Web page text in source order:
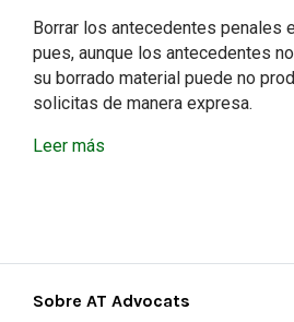
Borrar los antecedentes penales
pues, aunque los antecedentes
su borrado material puede no
solicitas de manera expresa.
Leer más
Sobre AT Advocats